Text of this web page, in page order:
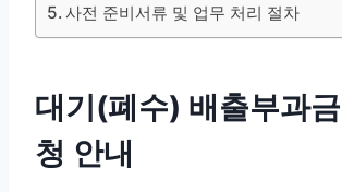
사전 준비서류 및 업무 처리 절차
대기(폐수) 배출부과
청 안내